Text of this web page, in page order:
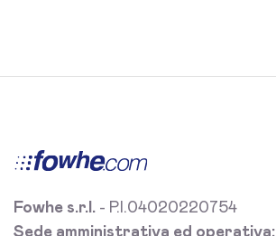
Fowhe s.r.l. - P.I.04020220754
Sede amministrativa ed operativa: